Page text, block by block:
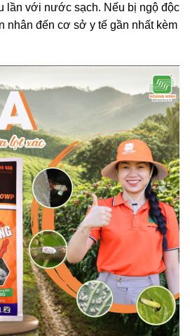
lần với nước sạch. Nếu bị ngộ độc
nhân đến cơ sở y tế gần nhất kèm